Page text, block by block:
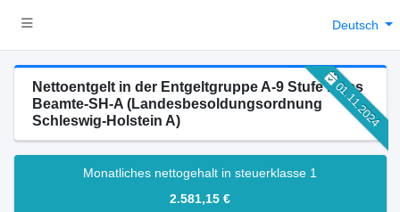
Deutsch
01.11.2024
Nettoentgelt in der Entgeltgruppe A-9 Stufe 1 des
Beamte-SH-A (Landesbesoldungsordnung
Schleswig-Holstein A)
Monatliches nettogehalt in steuerklasse 1
2.581,15 €